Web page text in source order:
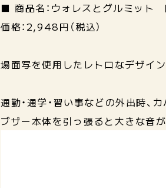
■ 商品名：ウォレスとグルミット
価格：2,948円（税込）
場面写を使用したレトロなデザイ
通勤・通学・習い事などの外出時、
ブザー本体を引っ張ると大きな音